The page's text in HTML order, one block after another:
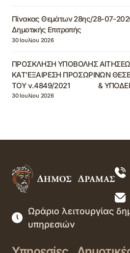
Πίνακας Θεμάτων 28ης/28-07-
Δημοτικής Επιτροπής
30 Ιουλίου 2026
ΠΡΟΣΚΛΗΣΗ ΥΠΟΒΟΛΗΣ
ΚΑΤ’ΕΞΑΙΡΕΣΗ ΠΡΟΣΩΡΙΝΩΝ
ΤΟΥ ν.4849/2021 &
30 Ιουλίου 2026
Ωράριο λειτουργίας
υπηρεσιών